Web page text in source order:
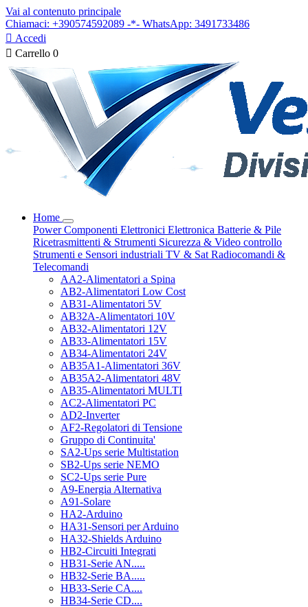
Vai al contenuto principale
Chiamaci: +390574592089 -*- WhatsApp: 3491733486
 Accedi
 Carrello 0
Home
PowerComponenti Elettronici Elettronica Batterie & Pile
Ricetrasmittenti & Strumenti Sicurezza & Video controllo
Strumenti e Sensori industriali TV & Sat Radiocomandi &
Telecomandi
AA2-Alimentatori a Spina
AB2-Alimentatori Low Cost
AB31-Alimentatori 5V
AB32A-Alimentatori 10V
AB32-Alimentatori 12V
AB33-Alimentatori 15V
AB34-Alimentatori 24V
AB35A1-Alimentatori 36V
AB35A2-Alimentatori 48V
AB35-Alimentatori MULTI
AC2-Alimentatori PC
AD2-Inverter
AF2-Regolatori di Tensione
Gruppo di Continuita'
SA2-Ups serie Multistation
SB2-Ups serie NEMO
SC2-Ups serie Pure
A9-Energia Alternativa
A91-Solare
HA2-Arduino
HA31-Sensori per Arduino
HA32-Shields Arduino
HB2-Circuiti Integrati
HB31-Serie AN.....
HB32-Serie BA.....
HB33-Serie CA....
HB34-Serie CD....